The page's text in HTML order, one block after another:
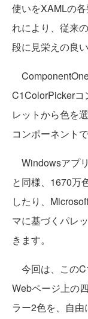
使いをXAMLの
れにより、従来
段に見栄えの良
C1ColorPickerコ
レットから色を
コンポーネントで
Windowsアプ
と同様、1670万
したり、
マに基づくパレ
きます。
今回は、この
Webページ上の
ラー2色を、自